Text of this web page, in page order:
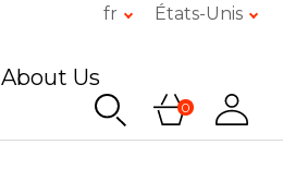
fr États-Unis
About Us
0